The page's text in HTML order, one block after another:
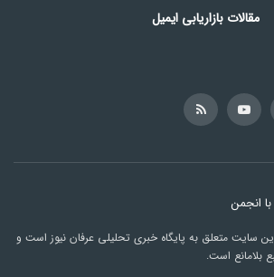
مقالات بازاریابی ایمیل
انجمن
سایت متعلق به پایگاه خبری تحلیلی عرفان نیوز است و
بلامانع است.